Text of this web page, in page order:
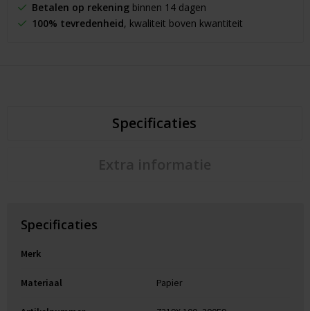
Betalen op rekeningbinnen 14 dagen
100% tevredenheid, kwaliteit boven kwantiteit
Specificaties
Specificaties
Merk
Materiaal Papier